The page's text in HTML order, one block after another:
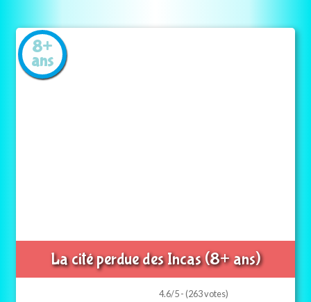
8+
ans
La cité perdue des Incas (8+ ans)
4.6/5 - (263 votes)